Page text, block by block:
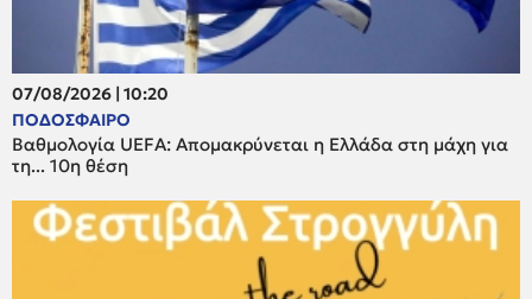
07/08/2026 | 10:20
ΠΟΔΟΣΦΑΙΡΟ
Βαθμολογία UEFA: Απομακρύνεται η Ελλάδα στη μάχη για
τη... 10η θέση